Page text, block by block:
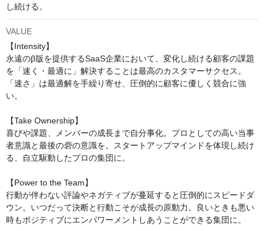
し続ける。
VALUE
【Intensity】
永遠のβ版を提供するSaaS企業において、変化し続ける顧客の課題
を「速く・最適に」解決することは最高のカスタマーサクセス。
「速さ」は最適解を手繰り寄せ、圧倒的に顧客に優しく競合に強
い。
【Take Ownership】
喜びや課題、メンバーの成長まで自分事化。プロとしての高い当事
者意識と最後の砦の意識を。スタートアップマインドを体現し続け
る、自立駆動したプロの集団に。
【Power to the Team】
行動が伴わない評論やネガティブが蔓延すると圧倒的にスピードダ
ウン。いつだって決断と行動こそが成長の原動力。良いときも悪い
時もポジティブにエンパワーメントしあうことができる集団に。